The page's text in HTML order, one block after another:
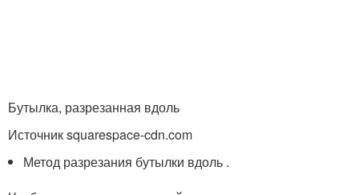
Бутылка, разрезанная вдоль
Источник squarespace-cdn.com
Метод разрезания бутылки вдоль .